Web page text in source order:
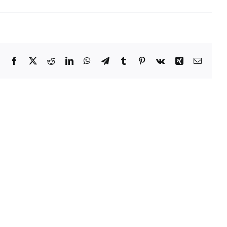
Facebook
X RedditLinkedInWhatsApp
TelegramTumblr Pinterest
Vk Xing Email